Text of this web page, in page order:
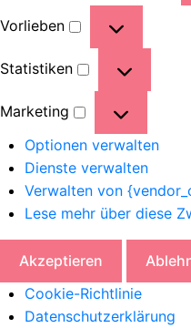
Vorlieben
Statistiken
Marketing
Optionen verwalten
Dienste verwalten
Verwalten von
Lese mehr über diese
Akzeptieren
Cookie-Richtlinie
Datenschutzerklärung